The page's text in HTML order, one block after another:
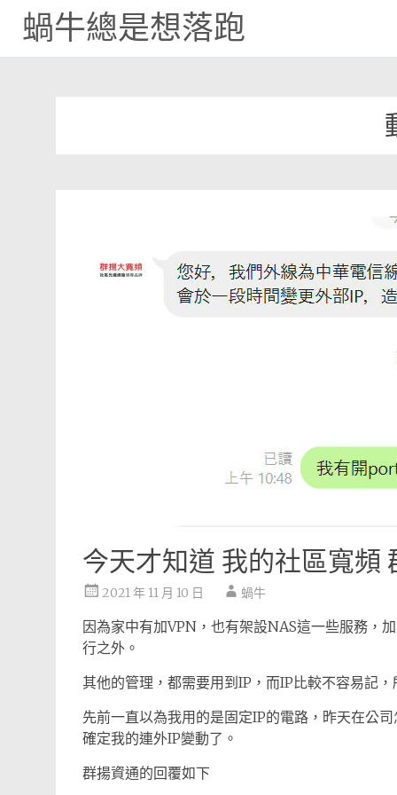
蝸牛總是想落跑
今天才知道 我的社區寬頻
2021 年 11 月 10 日 蝸牛
因為家中有加VPN，也有架設NAS這一些服務，
行之外。
其他的管理，都需要用到IP，而IP比較不容易記
先前一直以為我用的是固定IP的電路，昨天在公
確定我的連外IP變動了。
群揚資通的回覆如下